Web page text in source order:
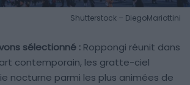
Shutterstock – DiegoMariottini
sélectionné : Roppongi réunit dans
contemporain, les gratte-ciel
nocturne parmi les plus animées de